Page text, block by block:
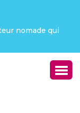
nomade qui